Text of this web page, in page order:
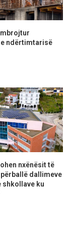
mbrojtur
ndërtimtarisë
nxënësit të
dallimeve
shkollave ku